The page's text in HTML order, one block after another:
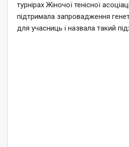
турнірах Жіночої тенісної
підтримала запровадження
для учасниць і назвала такий